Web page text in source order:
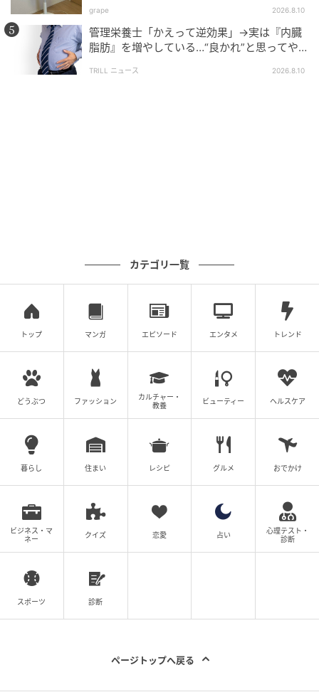
grape 2026.8.10
管理栄養士「かえって逆効果」→実は『内臓
脂肪』を増やしている…“良かれ”と思ってや
TRILL ニュース 2026.8.10
カテゴリ一覧
トップ マンガ エピソード エンタメ トレンド
どうぶつ ファッション
カルチャー・
教養
ビューティー ヘルスケア
暮らし 住まい レシピ グルメ おでかけ
ビジネス・マ
ネー
クイズ 恋愛 占い
心理テスト・
診断
スポーツ 診断
ページトップへ戻る